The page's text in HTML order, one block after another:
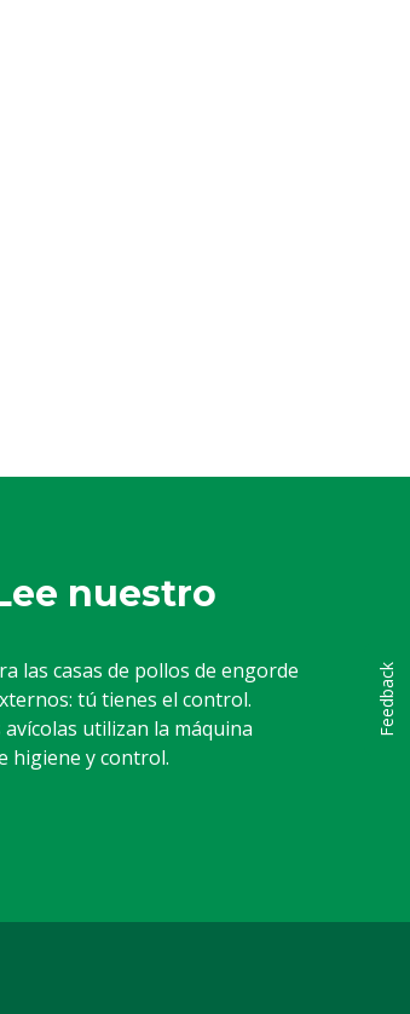
nuestro
las casas de pollos de engorde
tú tienes el control.
utilizan la máquina
higiene y control.
Feedback